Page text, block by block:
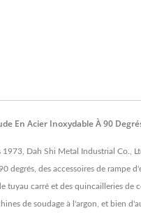
En Acier Inoxydable À 90
1973, Dah Shi Metal Industrial Co.,
degrés, des accessoires de rampe
tuyau carré et des quincailleries
de soudage à l'argon, et bien